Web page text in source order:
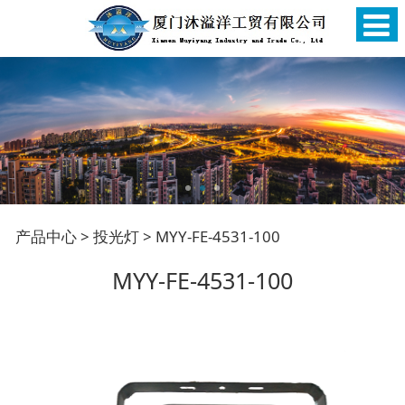
MYY-FE-4531-100
产品中心> 投光灯> MYY-FE-4531-100
MYY-FE-4531-100